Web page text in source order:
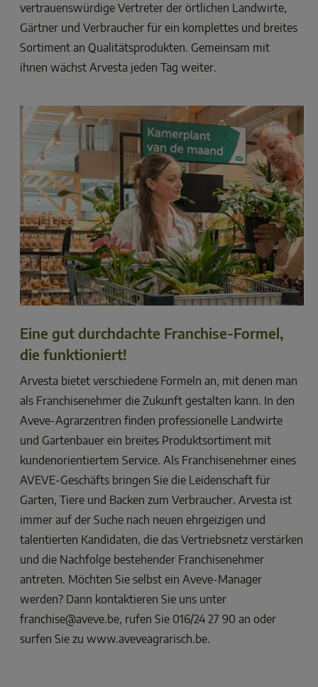
vertrauenswürdige Vertreter der örtlichen Landwirte,
Gärtner und Verbraucher für ein komplettes und breites
Sortiment an Qualitätsprodukten. Gemeinsam mit
ihnen wächst Arvesta jeden Tag weiter.
Eine gut durchdachte Franchise-Formel,
die funktioniert!
Arvesta bietet verschiedene Formeln an, mit denen man
als Franchisenehmer die Zukunft gestalten kann. In den
Aveve-Agrarzentren finden professionelle Landwirte
und Gartenbauer ein breites Produktsortiment mit
kundenorientiertem Service. Als Franchisenehmer eines
AVEVE-Geschäfts bringen Sie die Leidenschaft für
Garten, Tiere und Backen zum Verbraucher. Arvesta ist
immer auf der Suche nach neuen ehrgeizigen und
talentierten Kandidaten, die das Vertriebsnetz verstärken
und die Nachfolge bestehender Franchisenehmer
antreten. Möchten Sie selbst ein Aveve-Manager
werden? Dann kontaktieren Sie uns unter
franchise@aveve.be, rufen Sie 016/24 27 90 an oder
surfen Sie zu www.aveveagrarisch.be.